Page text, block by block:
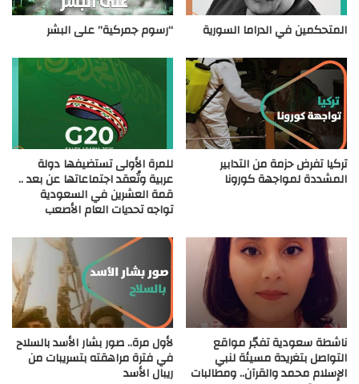
المتحكمين في الدراما السورية “رسوم جمركية” على البشر
تركيا تفرض حزمة من التدابير
المشددة لمواجهة كورونا
للمرة الأولى تستضيفها دولة
عربية وتُعقد اجتماعاتها عن بعد ..
قمة العشرين في السعودية
تواجه تحديات العام الأصعب
ناشطة سعودية تفجّر مواقع
التواصل بتغريدة مسيئة لنبي
الإسلام محمد والقرآن.. ومطالبات
لأول مرة.. صور بشار الأسد بالسلاح
في فترة مراهقته بتسريبات من
ريبال الأسد